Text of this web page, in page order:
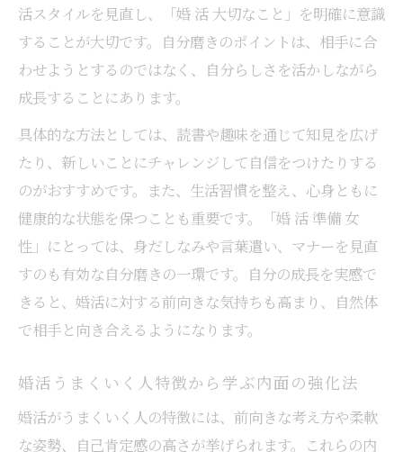
婚活考えることで納得できる出会いを実現
活スタイルを見直し、「婚 活 大切なこと」を明確に意識
することが大切です。自分磨きのポイントは、相手に合
わせようとするのではなく、自分らしさを活かしながら
成長することにあります。
具体的な方法としては、読書や趣味を通じて知見を広げ
たり、新しいことにチャレンジして自信をつけたりする
のがおすすめです。また、生活習慣を整え、心身ともに
健康的な状態を保つことも重要です。「婚 活 準備 女
性」にとっては、身だしなみや言葉遣い、マナーを見直
すのも有効な自分磨きの一環です。自分の成長を実感で
きると、婚活に対する前向きな気持ちも高まり、自然体
で相手と向き合えるようになります。
婚活うまくいく人特徴から学ぶ内面の強化法
婚活がうまくいく人の特徴には、前向きな考え方や柔軟
な姿勢、自己肯定感の高さが挙げられます。これらの内